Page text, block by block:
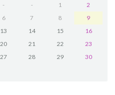
- - 1
2
6 7 8
9
13 14 15
16
20 21 22
23
27 28 29
30